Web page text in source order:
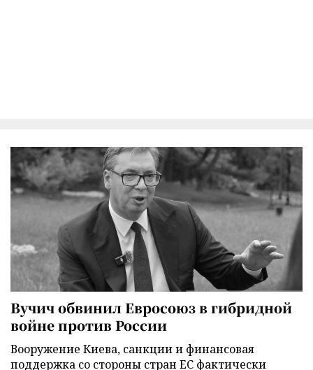
Вучич обвинил Евросоюз в гибридной
войне против России
Вооружение Киева, санкции и финансовая
поддержка со стороны стран ЕС фактически